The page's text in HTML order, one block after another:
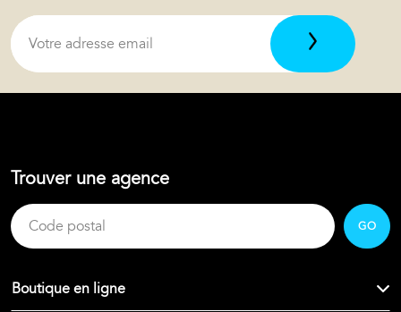
Trouver une agence
GO
Boutique en ligne